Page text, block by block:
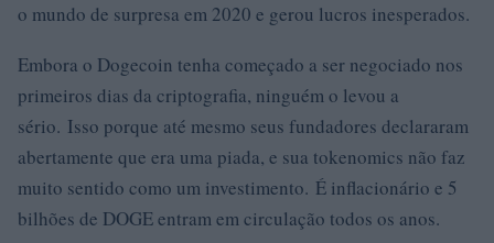
o mundo de surpresa em 2020 e gerou lucros inesperados.
Embora o Dogecoin tenha começado a ser negociado nos
primeiros dias da criptografia, ninguém o levou a
sério. Isso porque até mesmo seus fundadores declararam
abertamente que era uma piada, e sua tokenomics não faz
muito sentido como um investimento. É inflacionário e 5
bilhões de DOGE entram em circulação todos os anos.